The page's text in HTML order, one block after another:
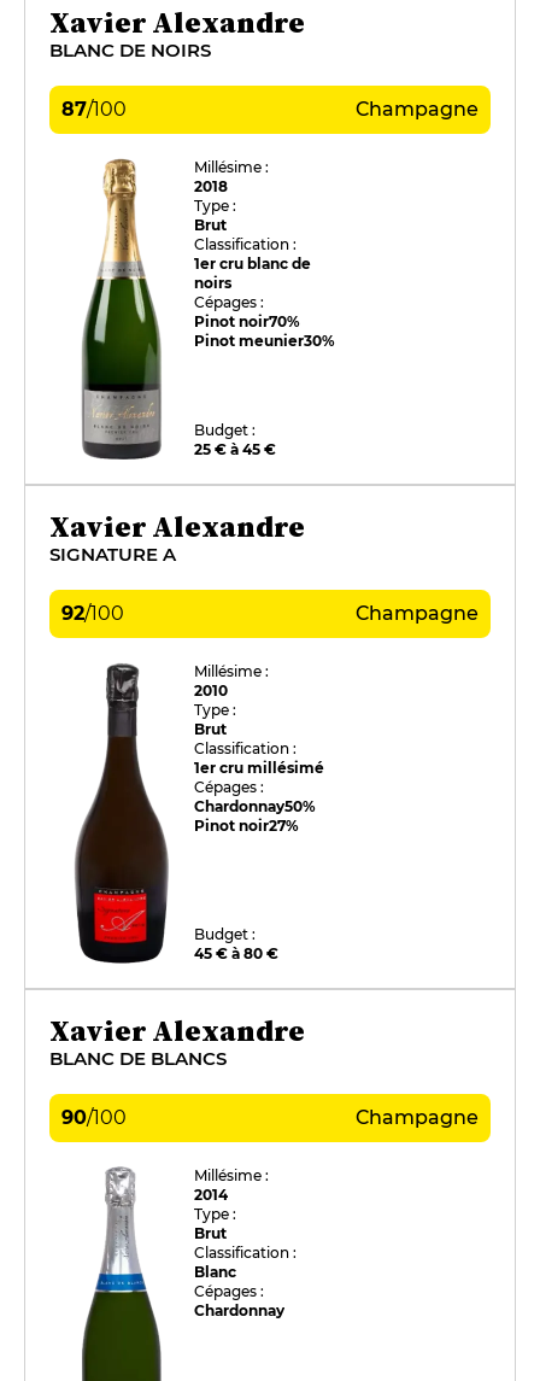
Xavier Alexandre
BLANC DE NOIRS
87/100 Champagne
Millésime :
2018
Type :
Brut
Classification :
1er cru blanc de
noirs
Cépages :
Pinot noir70%
Pinot meunier30%
Budget :
25 € à 45 €
Xavier Alexandre
SIGNATURE A
92/100 Champagne
Millésime :
2010
Type :
Brut
Classification :
1er cru millésimé
Cépages :
Chardonnay50%
Pinot noir27%
Budget :
45 € à 80 €
Xavier Alexandre
BLANC DE BLANCS
90/100 Champagne
Millésime :
2014
Type :
Brut
Classification :
Blanc
Cépages :
Chardonnay